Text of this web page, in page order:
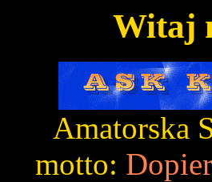
Witaj
Amatorska
motto: